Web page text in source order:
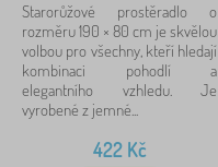
Starorůžové prostěradlo o
rozměru 190 × 80 cm je skvělou
volbou pro všechny, kteří hledají
kombinaci pohodlí a
elegantního vzhledu. Je
vyrobené z jemné...
422Kč